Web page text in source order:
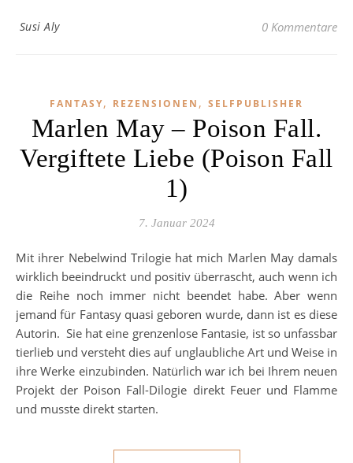
Susi Aly 0 Kommentare
FANTASY, REZENSIONEN , SELFPUBLISHER
Marlen May – Poison Fall.
Vergiftete Liebe (Poison Fall
1)
7. Januar 2024
Mit ihrer Nebelwind Trilogie hat mich Marlen May damals
wirklich beeindruckt und positiv überrascht, auch wenn ich
die Reihe noch immer nicht beendet habe. Aber wenn
jemand für Fantasy quasi geboren wurde, dann ist es diese
Autorin. Sie hat eine grenzenlose Fantasie, ist so unfassbar
tierlieb und versteht dies auf unglaubliche Art und Weise in
ihre Werke einzubinden. Natürlich war ich bei Ihrem neuen
Projekt der Poison Fall-Dilogie direkt Feuer und Flamme
und musste direkt starten.